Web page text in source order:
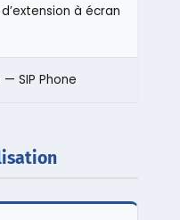
à écran
— SIP Phone